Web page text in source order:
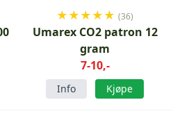
★★★★★ (36)
Umarex CO2 patron 12
gram
7-10,-
Info Kjøpe